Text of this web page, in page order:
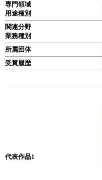
専門領域
用途種別
関連分野
業務種別
所属団体
受賞履歴
代表作品1